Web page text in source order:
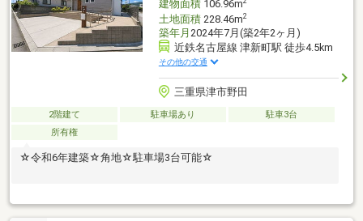
建物面積106.96m
土地面積228.46m2
築年月 2024年7月(築2年2ヶ月)
近鉄名古屋線 津新町駅 徒歩4.5km
その他の交通
三重県津市野田
2階建て 駐車場あり
駐車3台
所有権
☆令和6年建築☆角地☆駐車場3台可能☆